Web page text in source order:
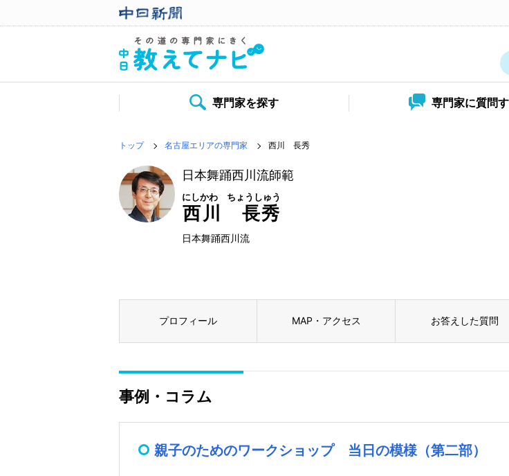
専門家を探す 専門家に質問
トップ 名古屋エリアの専門家 西川 長秀
日本舞踊西川流師範
西川 長秀
にしかわ ちょうしゅう
日本舞踊西川流
プロフィール MAP・アクセス お答えした質問
事例・コラム
親子のためのワークショップ 当日の模様（第二部）